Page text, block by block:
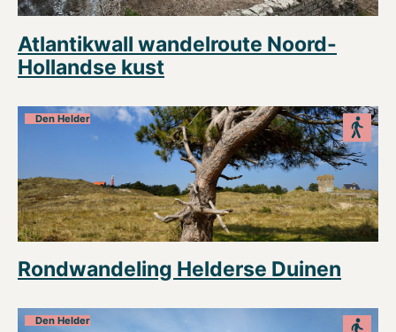
Atlantikwall wandelroute Noord-
Hollandse kust
Den Helder
Rondwandeling Helderse Duinen
Den Helder